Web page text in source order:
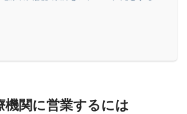
機関に営業するには